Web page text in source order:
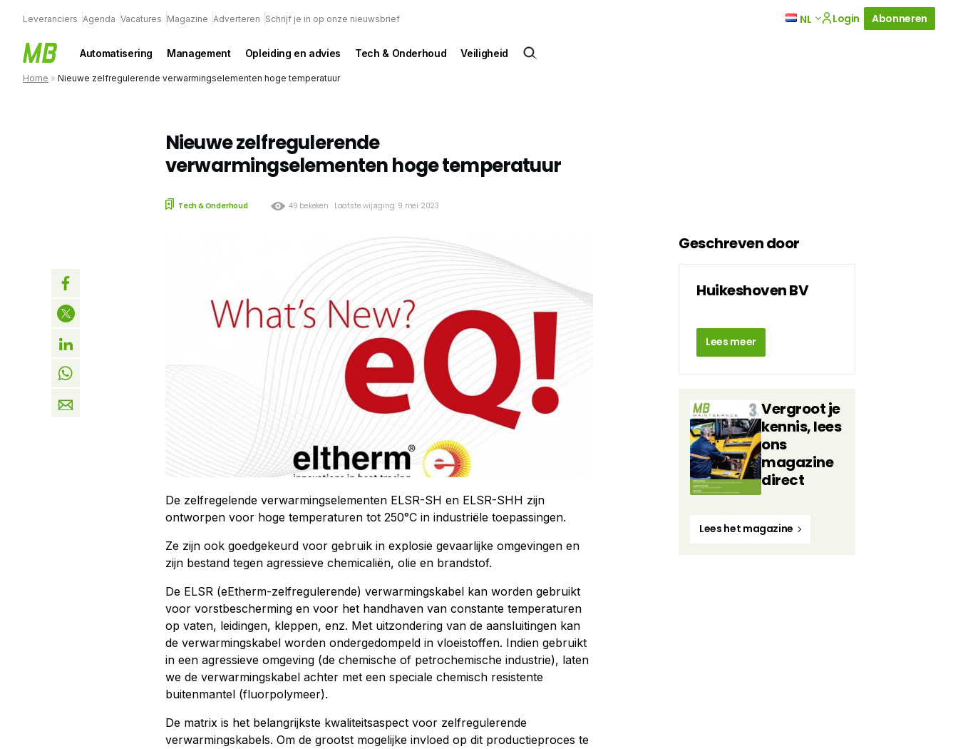
Leveranciers Agenda Vacatures Magazine Adverteren Schrijf je in op onze nieuwsbrief NL Login Abonneren
Automatisering Management Opleiding en advies Tech & Onderhoud Veiligheid
Home » Nieuwe zelfregulerende verwarmingselementen hoge temperatuur
Nieuwe zelfregulerende
verwarmingselementen hoge temperatuur
Tech & Onderhoud 49 bekeken Laatste wijziging: 9 mei 2023
De zelfregelende verwarmingselementen ELSR-SH en ELSR-SHH zijn
ontworpen voor hoge temperaturen tot 250°C in industriële toepassingen.
Ze zijn ook goedgekeurd voor gebruik in explosie gevaarlijke omgevingen en
zijn bestand tegen agressieve chemicaliën, olie en brandstof.
De ELSR (eEtherm-zelfregulerende) verwarmingskabel kan worden gebruikt
voor vorstbescherming en voor het handhaven van constante temperaturen
op vaten, leidingen, kleppen, enz. Met uitzondering van de aansluitingen kan
de verwarmingskabel worden ondergedompeld in vloeistoffen. Indien gebruikt
in een agressieve omgeving (de chemische of petrochemische industrie), laten
we de verwarmingskabel achter met een speciale chemisch resistente
buitenmantel (fluorpolymeer).
De matrix is ​​het belangrijkste kwaliteitsaspect voor zelfregulerende
verwarmingskabels. Om de grootst mogelijke invloed op dit productieproces te
Geschreven door
Huikeshoven BV
Lees meer
Vergroot je
kennis, lees
ons
magazine
direct
Lees het magazine